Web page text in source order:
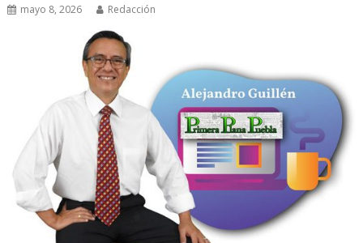
mayo 8, 2026 Redacción